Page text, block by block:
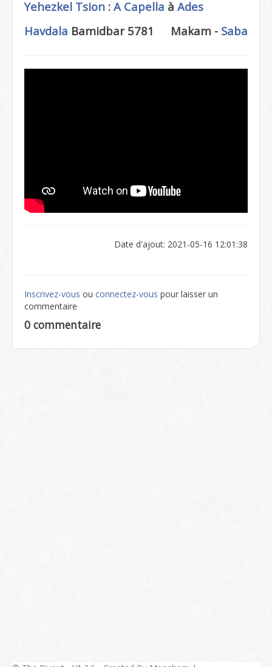
Yehezkel Tsion : A Capella à Ades
Havdala
Makam - Saba
Bamidbar 5781
Date d'ajout: 2021-05-16 12:01:38
Inscrivez-vous ou connectez-vous pour laisser un
commentaire
0 commentaire